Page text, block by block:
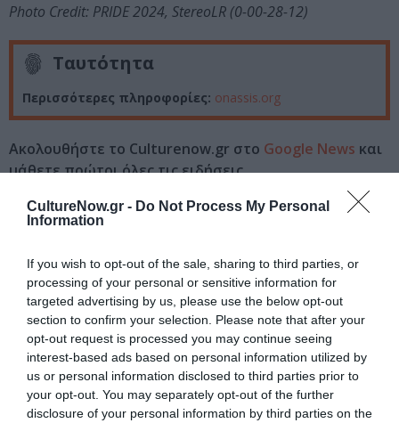
CultureNow.gr - Do Not Process My Personal
Information
If you wish to opt-out of the sale, sharing to third parties, or
processing of your personal or sensitive information for
targeted advertising by us, please use the below opt-out
section to confirm your selection. Please note that after your
opt-out request is processed you may continue seeing
interest-based ads based on personal information utilized by
us or personal information disclosed to third parties prior to
your opt-out. You may separately opt-out of the further
disclosure of your personal information by third parties on the
Photo Credit: PRIDE 2024, StereoLR (0-00-28-12)
Ταυτότητα
Περισσότερες πληροφορίες: onassis.org
Ακολουθήστε το Culturenow.gr στο Google News και
μάθετε πρώτοι όλες τις ειδήσεις
Δείτε όλα τατελευταία νέαγια την Τέχνη και τον
Πολιτισμό στο
Νέοι Διαγωνισμοί❯
Tags
ΙΔΡΥΜΑ ΩΝΑΣΗ ΜΑΡΙΑ ΝΑΥΠΛΙΩΤΟΥ
Newsletter